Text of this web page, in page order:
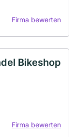
Firma bewerten
Bikeshop
Firma bewerten